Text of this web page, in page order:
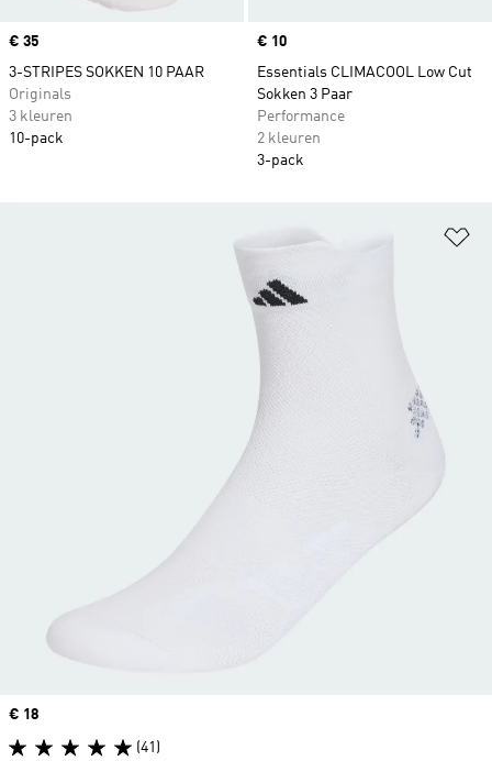
Price
€ 35
3-STRIPES SOKKEN 10 PAAR
Originals
3 kleuren
10-pack
Price
€ 10
Essentials CLIMACOOL Low Cut
Sokken 3 Paar
Performance
2 kleuren
3-pack
Price
€ 18
(41)